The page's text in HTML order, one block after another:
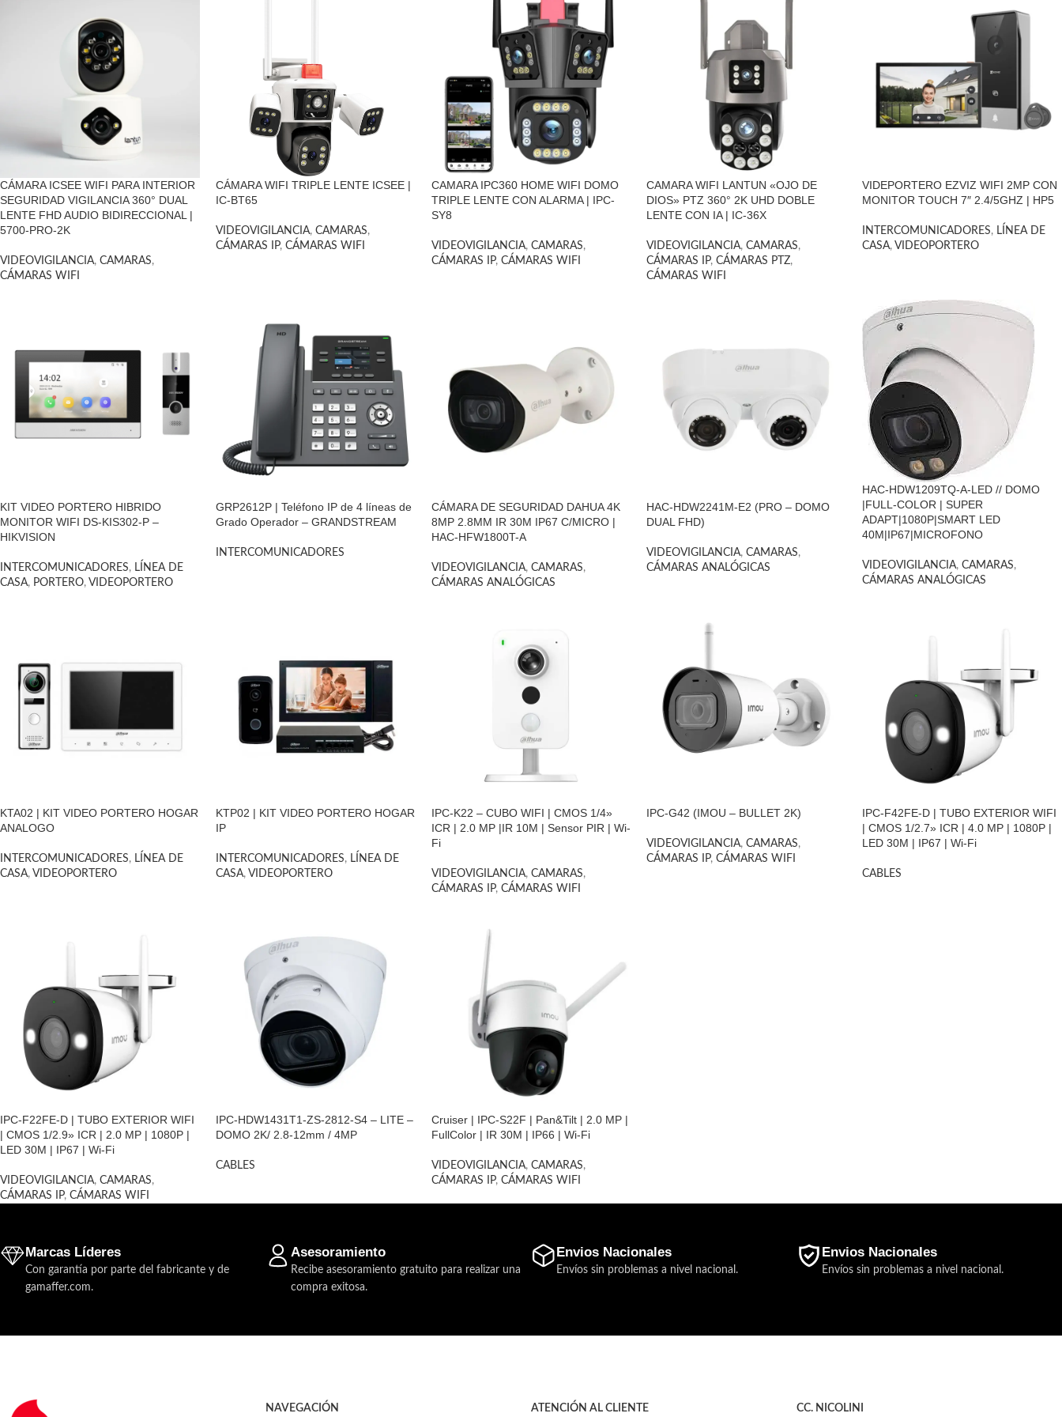
CÁMARA ICSEE WIFI PARA INTERIOR
SEGURIDAD VIGILANCIA 360° DUAL
LENTE FHD AUDIO BIDIRECCIONAL |
5700-PRO-2K
VIDEOVIGILANCIA, CAMARAS,
CÁMARAS WIFI
CÁMARA WIFI TRIPLE LENTE ICSEE |
IC-BT65
VIDEOVIGILANCIA, CAMARAS,
CÁMARAS IP, CÁMARAS WIFI
CAMARA IPC360 HOME WIFI DOMO
TRIPLE LENTE CON ALARMA | IPC-
SY8
VIDEOVIGILANCIA, CAMARAS,
CÁMARAS IP, CÁMARAS WIFI
CAMARA WIFI LANTUN «OJO DE
DIOS» PTZ 360° 2K UHD DOBLE
LENTE CON IA | IC-36X
VIDEOVIGILANCIA, CAMARAS,
CÁMARAS IP, CÁMARAS PTZ,
CÁMARAS WIFI
VIDEPORTERO EZVIZ WIFI 2MP CON
MONITOR TOUCH 7″ 2.4/5GHZ | HP5
INTERCOMUNICADORES, LÍNEA DE
CASA, VIDEOPORTERO
KIT VIDEO PORTERO HIBRIDO
MONITOR WIFI DS-KIS302-P –
HIKVISION
INTERCOMUNICADORES, LÍNEA DE
CASA, PORTERO, VIDEOPORTERO
GRP2612P | Teléfono IP de 4 líneas de
Grado Operador – GRANDSTREAM
INTERCOMUNICADORES
CÁMARA DE SEGURIDAD DAHUA 4K
8MP 2.8MM IR 30M IP67 C/MICRO |
HAC-HFW1800T-A
VIDEOVIGILANCIA, CAMARAS,
CÁMARAS ANALÓGICAS
HAC-HDW2241M-E2 (PRO – DOMO
DUAL FHD)
VIDEOVIGILANCIA, CAMARAS,
CÁMARAS ANALÓGICAS
HAC-HDW1209TQ-A-LED // DOMO
|FULL-COLOR | SUPER
ADAPT|1080P|SMART LED
40M|IP67|MICROFONO
VIDEOVIGILANCIA, CAMARAS,
CÁMARAS ANALÓGICAS
KTA02 | KIT VIDEO PORTERO HOGAR
ANALOGO
INTERCOMUNICADORES, LÍNEA DE
CASA, VIDEOPORTERO
KTP02 | KIT VIDEO PORTERO HOGAR
IP
INTERCOMUNICADORES, LÍNEA DE
CASA, VIDEOPORTERO
IPC-K22 – CUBO WIFI | CMOS 1/4»
ICR | 2.0 MP |IR 10M | Sensor PIR | Wi-
Fi
VIDEOVIGILANCIA, CAMARAS,
CÁMARAS IP, CÁMARAS WIFI
IPC-G42 (IMOU – BULLET 2K)
VIDEOVIGILANCIA, CAMARAS,
CÁMARAS IP, CÁMARAS WIFI
IPC-F42FE-D | TUBO EXTERIOR WIFI
| CMOS 1/2.7» ICR | 4.0 MP | 1080P |
LED 30M | IP67 | Wi-Fi
CABLES
IPC-F22FE-D | TUBO EXTERIOR WIFI
| CMOS 1/2.9» ICR | 2.0 MP | 1080P |
LED 30M | IP67 | Wi-Fi
VIDEOVIGILANCIA, CAMARAS,
CÁMARAS IP, CÁMARAS WIFI
IPC-HDW1431T1-ZS-2812-S4 – LITE –
DOMO 2K/ 2.8-12mm / 4MP
CABLES
Cruiser | IPC-S22F | Pan&Tilt | 2.0 MP |
FullColor | IR 30M | IP66 | Wi-Fi
VIDEOVIGILANCIA, CAMARAS,
CÁMARAS IP, CÁMARAS WIFI
Marcas Líderes
Con garantía por parte del fabricante y de
gamaffer.com.
Asesoramiento
Recibe asesoramiento gratuito para realizar una
compra exitosa.
Envios Nacionales
Envíos sin problemas a nivel nacional.
Envios Nacionales
Envíos sin problemas a nivel nacional.
NAVEGACIÓN ATENCIÓN AL CLIENTE CC. NICOLINI